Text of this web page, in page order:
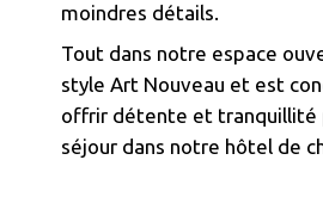
moindres détails.
Tout dans notre espace
style Art Nouveau et est
offrir détente et tranquillité
séjour dans notre hôtel de